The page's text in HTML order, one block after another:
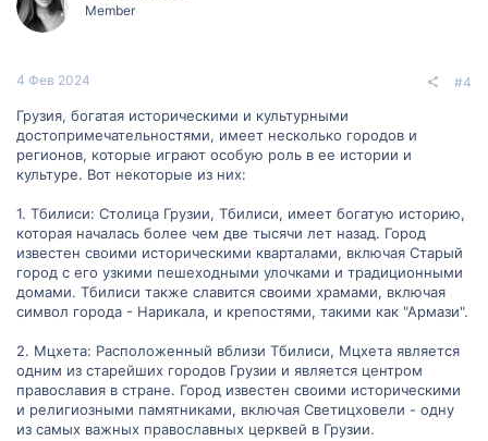
Member
4 Фев 2024 #4
Грузия, богатая историческими и культурными
достопримечательностями, имеет несколько городов и
регионов, которые играют особую роль в ее истории и
культуре. Вот некоторые из них:
1. Тбилиси: Столица Грузии, Тбилиси, имеет богатую историю,
которая началась более чем две тысячи лет назад. Город
известен своими историческими кварталами, включая Старый
город с его узкими пешеходными улочками и традиционными
домами. Тбилиси также славится своими храмами, включая
символ города - Нарикала, и крепостями, такими как "Армази".
2. Мцхета: Расположенный вблизи Тбилиси, Мцхета является
одним из старейших городов Грузии и является центром
православия в стране. Город известен своими историческими
и религиозными памятниками, включая Светицховели - одну
из самых важных православных церквей в Грузии.